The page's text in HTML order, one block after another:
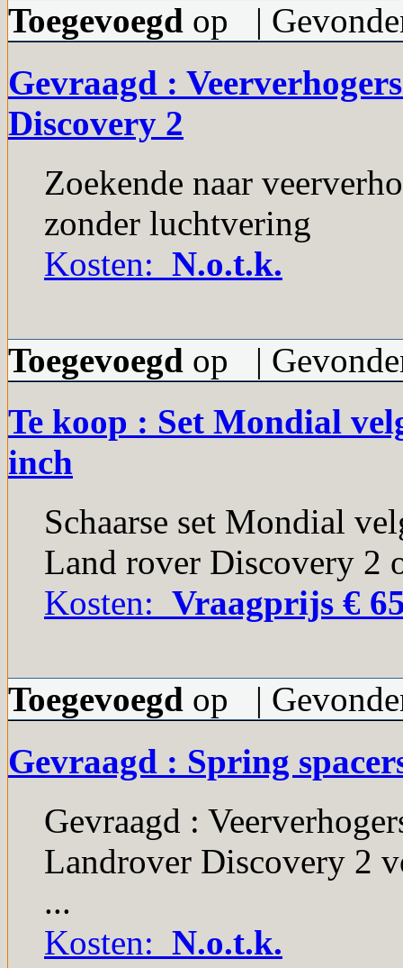
Toegevoegd op |
Gevraagd :
Discovery 2
Zoekende naar
zonder luchtvering
Kosten: N.o.t.k.
Toegevoegd op |
Te koop : Set Mondial
inch
Schaarse set Mondial
Land rover Discovery 2
Kosten: Vraagprijs €
Toegevoegd op |
Gevraagd : Spring
Gevraagd :
Landrover Discovery 2
...
Kosten: N.o.t.k.